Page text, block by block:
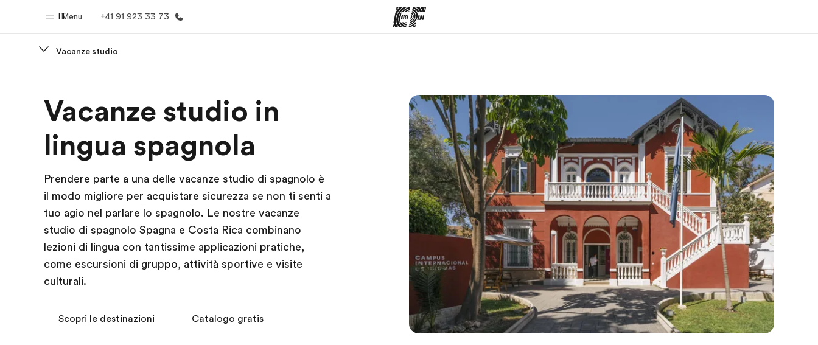
Menu
IT +41 91 923 33 73
Benvenuto alla EF Vedi la nostra offerta Trova l'ufficio più vicino La nostra organizzazione Lavora con noi
Vacanze studio
Vacanze studio in
lingua spagnola
Prendere parte a una delle vacanze studio di spagnolo è
il modo migliore per acquistare sicurezza se non ti senti a
tuo agio nel parlare lo spagnolo. Le nostre vacanze
studio di spagnolo Spagna e Costa Rica combinano
lezioni di lingua con tantissime applicazioni pratiche,
come escursioni di gruppo, attività sportive e visite
culturali.
Scopri le destinazioni Catalogo gratis